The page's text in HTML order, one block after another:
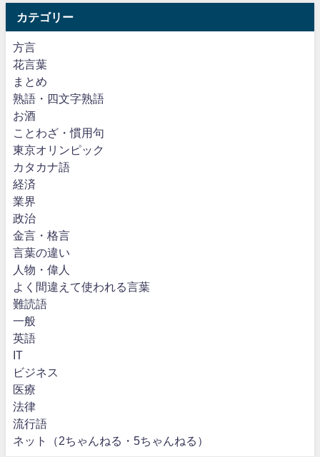
カテゴリー
方言
花言葉
まとめ
熟語・四文字熟語
お酒
ことわざ・慣用句
東京オリンピック
カタカナ語
経済
業界
政治
金言・格言
言葉の違い
人物・偉人
よく間違えて使われる言葉
難読語
一般
英語
IT
ビジネス
医療
法律
流行語
ネット（2ちゃんねる・5ちゃんねる）